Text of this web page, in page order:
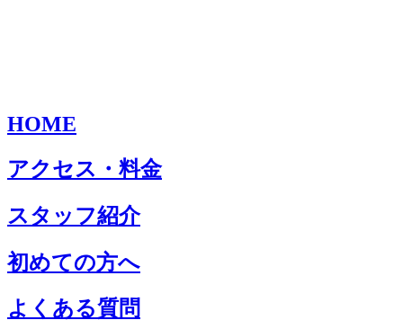
HOME
アクセス・料金
スタッフ紹介
初めての方へ
よくある質問